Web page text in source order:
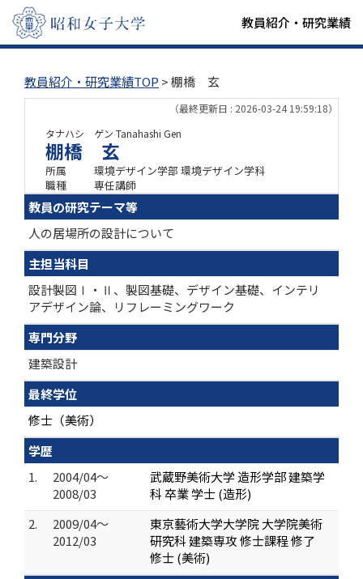
教員紹介・研究業績
教員紹介・研究業績TOP > 棚橋 玄
（最終更新日 : 2026-03-24 19:59:18）
タナハシ ゲン Tanahashi Gen
棚橋 玄
所属
環境デザイン学部 環境デザイン学科
職種
専任講師
教員の研究テーマ等
人の居場所の設計について
主担当科目
設計製図Ⅰ・Ⅱ、製図基礎、デザイン基礎、インテリ
アデザイン論、リフレーミングワーク
専門分野
建築設計
最終学位
修士（美術）
学歴
1.
2004/04～
2008/03
武蔵野美術大学 造形学部 建築学
科 卒業 学士 (造形)
2.
2009/04～
2012/03
東京藝術大学大学院 大学院美術
研究科 建築専攻 修士課程 修了
修士 (美術)